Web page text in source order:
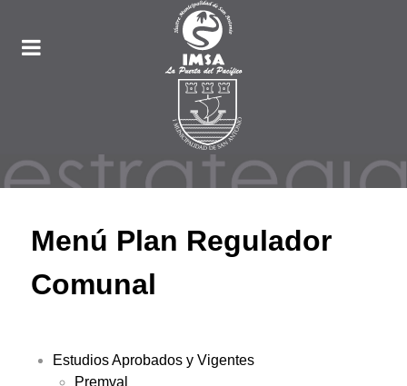
Menú Plan Regulador
Comunal
Estudios Aprobados y Vigentes
Premval